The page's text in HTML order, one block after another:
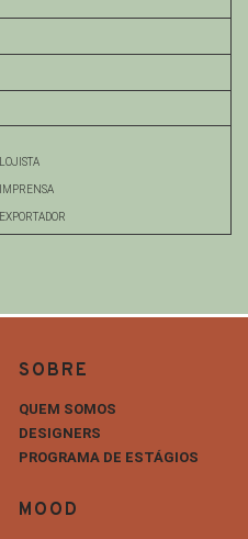
LOJISTA
IMPRENSA
EXPORTADOR
SOBRE
QUEM SOMOS
DESIGNERS
PROGRAMA DE ESTÁGIOS
MOOD